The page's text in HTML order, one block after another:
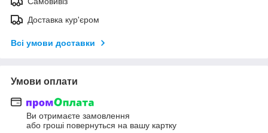
Доставка кур'єром
Всі умови доставки
Умови оплати
Ви отримаєте замовлення
або гроші повернуться на вашу картку